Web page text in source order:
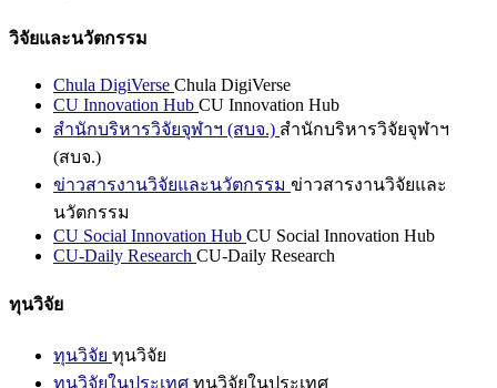
วิจัยและนวัตกรรม
Chula DigiVerse Chula DigiVerse
CU Innovation Hub CU Innovation Hub
สำนักบริหารวิจัยจุฬาฯ (สบจ.) สำนักบริหารวิจัยจุฬาฯ
(สบจ.)
ข่าวสารงานวิจัยและนวัตกรรม ข่าวสารงานวิจัยและ
นวัตกรรม
CU Social Innovation Hub CU Social Innovation Hub
CU-Daily Research CU-Daily Research
ทุนวิจัย
ทุนวิจัย ทุนวิจัย
ทุนวิจัยในประเทศ ทุนวิจัยในประเทศ